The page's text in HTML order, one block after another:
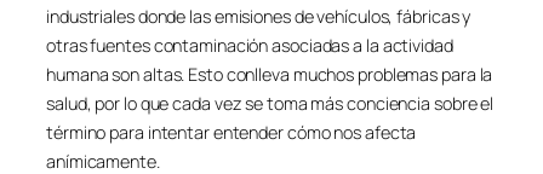
industriales donde las emisiones de vehículos, fábricas y
otras fuentes contaminación asociadas a la actividad
humana son altas. Esto conlleva muchos problemas para la
salud, por lo que cada vez se toma más conciencia sobre el
término para intentar entender cómo nos afecta
anímicamente.